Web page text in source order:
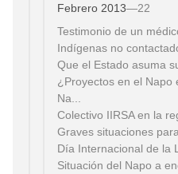
Febrero 2013—22
Testimonio de un
Indígenas no
Que el Estado asuma
¿Proyectos en el Napo
Na...
Colectivo IIRSA en la
Graves situaciones
Día Internacional de la
Situación del Napo a